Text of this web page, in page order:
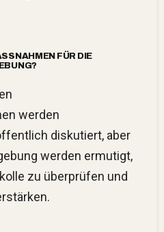
FÜR DIE G
werden
diskutiert, aber
werden ermutigt,
zu überprüfen und